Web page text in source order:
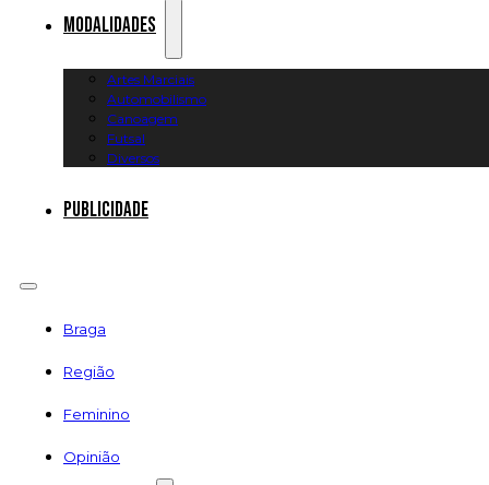
Modalidades
Artes Marciais
Automobilismo
Canoagem
Futsal
Diversos
Publicidade
Braga
Região
Feminino
Opinião